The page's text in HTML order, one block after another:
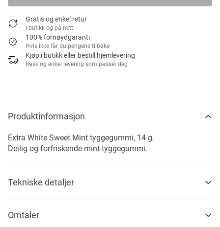
Gratis og enkel retur
I butikk og på nett
100% fornøydgaranti
Hvis ikke får du pengene tilbake
Kjøp i butikk eller bestill hjemlevering
Rask og enkel levering som passer deg
Produktinformasjon
Extra White Sweet Mint tyggegummi, 14 g.
Deilig og forfriskende mint-tyggegummi.
Tekniske detaljer
Omtaler